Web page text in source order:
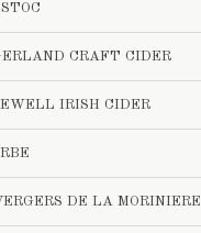
CRAFT CIDER
IRISH CIDER
DE LA MORINIERE